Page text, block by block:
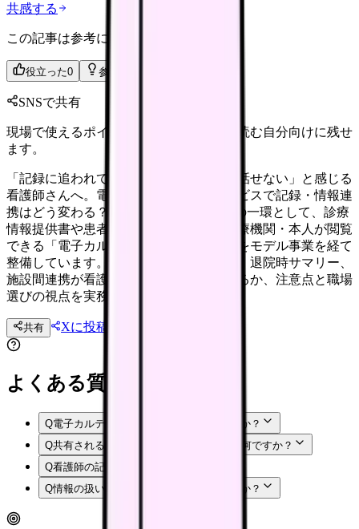
共感する
この記事は参考になりましたか？
役立った0 参考になった
SNSで共有
現場で使えるポイントを、同僚やあとで読む自分向けに残せ
ます。
「記録に追われて、患者さんとゆっくり話せない」と感じる
看護師さんへ。電子カルテ情報共有サービスで記録・情報連
携はどう変わる？ 厚生労働省は医療DXの一環として、診療
情報提供書や患者の臨床情報を全国の医療機関・本人が閲覧
できる「電子カルテ情報共有サービス」をモデル事業を経て
整備しています。記録・情報共有の負担、退院時サマリー、
施設間連携が看護の現場でどう変わりうるか、注意点と職場
選びの視点を実務目線で整理します。
共有 Xに投稿
よくある質問
Q電子カルテ情報共有サービスとは何ですか？
Q共有される「3文書6情報」とは具体的に何ですか？
Q看護師の記録の負担は減りますか？
Q情報の扱いで気をつけることはありますか？